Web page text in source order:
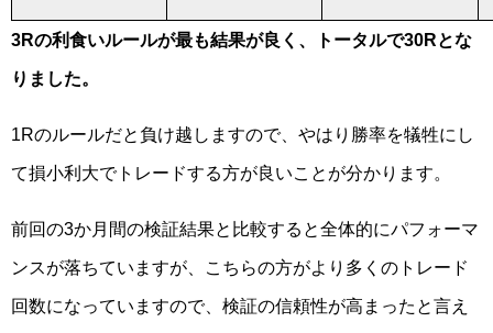
3Rの利食いルールが最も結果が良く、トータルで30Rとな
りました。
1Rのルールだと負け越しますので、やはり勝率を犠牲にし
て損小利大でトレードする方が良いことが分かります。
前回の3か月間の検証結果と比較すると全体的にパフォーマ
ンスが落ちていますが、こちらの方がより多くのトレード
回数になっていますので、検証の信頼性が高まったと言え